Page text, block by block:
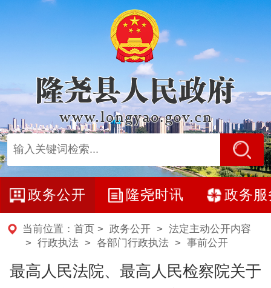
政务公开 隆尧时讯 政务服
当前位置： 首页 > 政务公开> 法定主动公开内容
> 行政执法 > 各部门行政执法> 事前公开
最高人民法院、最高人民检察院关于